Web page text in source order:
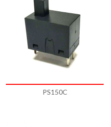
PS150C